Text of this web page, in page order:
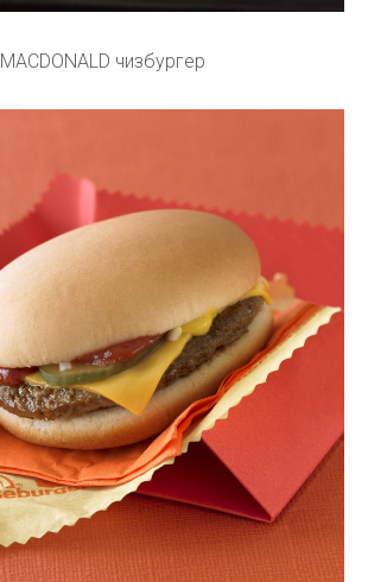
MACDONALD чизбургер